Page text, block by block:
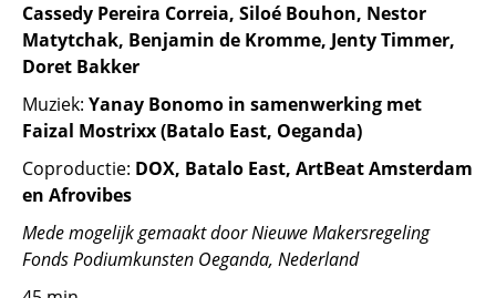
Cassedy Pereira Correia, Siloé Bouhon, Nestor
Matytchak, Benjamin de Kromme, Jenty Timmer,
Doret Bakker
Muziek: Yanay Bonomo in samenwerking met
Faizal Mostrixx (Batalo East, Oeganda)
Coproductie: DOX, Batalo East, ArtBeat Amsterdam
en Afrovibes
Mede mogelijk gemaakt door Nieuwe Makersregeling
Fonds Podiumkunsten Oeganda, Nederland